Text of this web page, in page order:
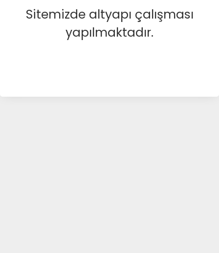
Sitemizde altyapı çalışması
yapılmaktadır.